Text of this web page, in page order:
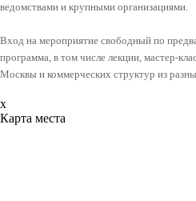
ведомствами и крупными организациями.
Вход на мероприятие свободный по
программа, в том числе лекции, мастер-
Москвы и коммерческих структур из
x
Карта места